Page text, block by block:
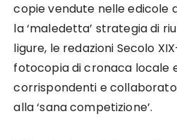
copie vendute nelle edicole
la ‘maledetta’ strategia di
ligure, le redazioni Secolo
fotocopia di cronaca locale
corrispondenti e
alla ‘sana competizione’.